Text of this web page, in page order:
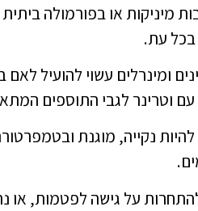
מיניקות או בפורמולה
בכל עת.
ומינרלים עשוי להועיל
וטרינר לגבי התוספים
נקייה, מוגנת
על גישה לפטמות, או